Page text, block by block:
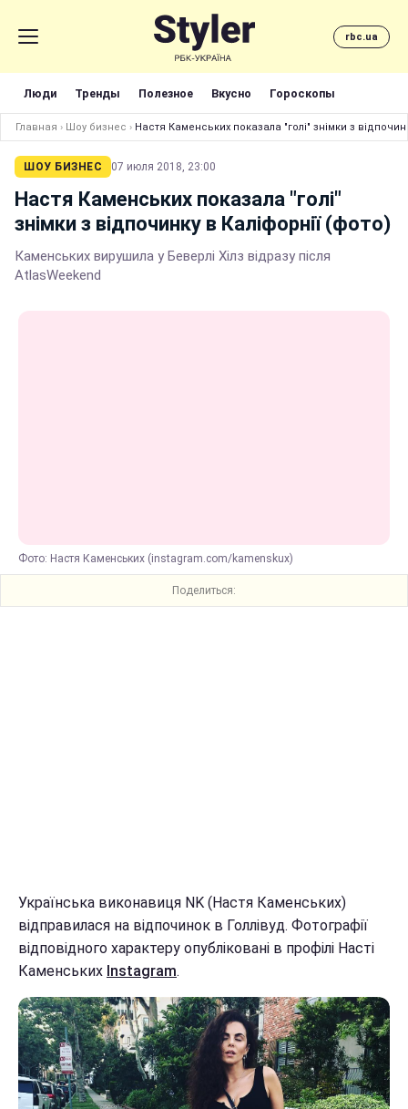
rbc.ua
Люди Тренды Полезное Вкусно Гороскопы
Главная › Шоу бизнес › Настя Каменських показала "голі" знімки з
ШОУ БИЗНЕС 07 июля 2018, 23:00
Настя Каменських показала "голі"
знімки з відпочинку в Каліфорнії (фото)
Каменських вирушила у Беверлі Хілз відразу після
AtlasWeekend
Фото: Настя Каменських (instagram.com/kamenskux)
Поделиться:
Українська виконавиця NK (Настя Каменських)
відправилася на відпочинок в Голлівуд. Фотографії
відповідного характеру опубліковані в профілі Насті
Каменських Instagram.